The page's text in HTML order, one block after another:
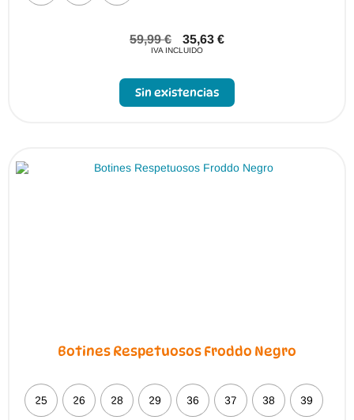
59,99€ 35,63 €
IVA INCLUIDO
Sin existencias
Botines Respetuosos Froddo Negro
25 26 28 29 36 37 38 39